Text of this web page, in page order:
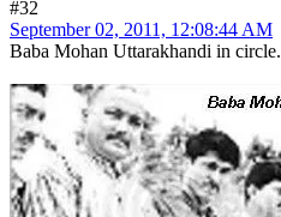
#32
September 02, 2011, 12:08:44 AM
Baba Mohan Uttarakhandi in circle.